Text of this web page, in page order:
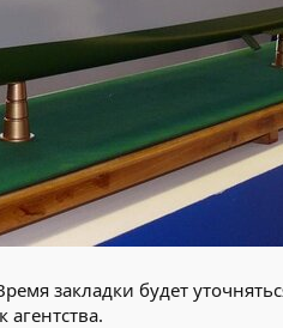
закладки будет